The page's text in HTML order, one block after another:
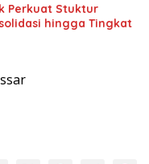
Perkuat Stuktur
hingga Tingkat